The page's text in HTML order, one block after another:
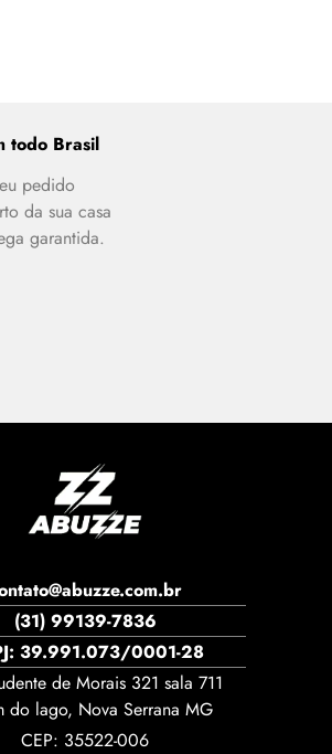
todo Brasil
pedido
da sua casa
garantida.
(31) 99139-7836
39.991.073/0001-28
de Morais 321 sala 711
do lago, Nova Serrana MG
CEP: 35522-006